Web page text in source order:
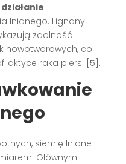
działanie
lnianego. Lignany
zdolność
nowotworowych, co
raka piersi [5].
siemię lniane
Głównym